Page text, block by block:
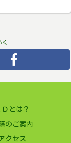
く
Ｄとは？
のご案内
クセス